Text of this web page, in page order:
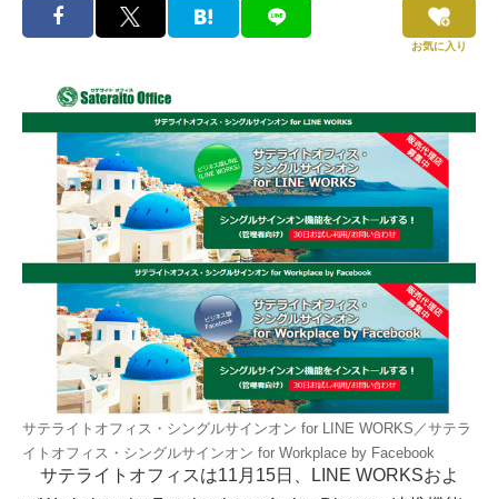
お気に入り
サテライトオフィス・シングルサインオン for LINE WORKS／サテラ
イトオフィス・シングルサインオン for Workplace by Facebook
サテライトオフィスは11月15日、LINE WORKSおよ